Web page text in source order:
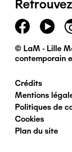
page
© LaM - Lille
contemporain
Pied
de
page
Crédits
Mentions
Politiques de
Cookies
Plan du site